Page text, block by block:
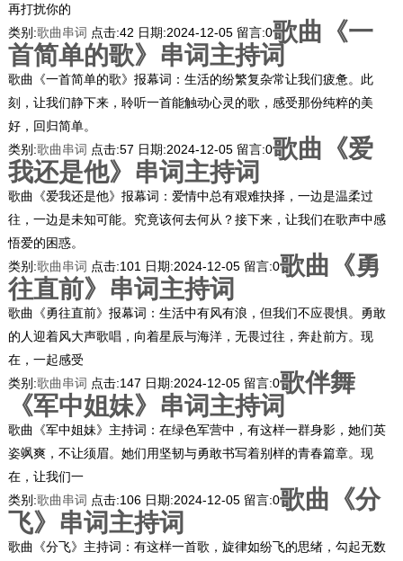
再打扰你的
类别:歌曲串词 点击:42 日期:2024-12-05 留言:0歌曲《一
首简单的歌》串词主持词
歌曲《一首简单的歌》报幕词：生活的纷繁复杂常让我们疲惫。此
刻，让我们静下来，聆听一首能触动心灵的歌，感受那份纯粹的美
好，回归简单。
类别:歌曲串词 点击:57 日期:2024-12-05 留言:0歌曲《爱
我还是他》串词主持词
歌曲《爱我还是他》报幕词：爱情中总有艰难抉择，一边是温柔过
往，一边是未知可能。究竟该何去何从？接下来，让我们在歌声中感
悟爱的困惑。
类别:歌曲串词 点击:101 日期:2024-12-05 留言:0歌曲《勇
往直前》串词主持词
歌曲《勇往直前》报幕词：生活中有风有浪，但我们不应畏惧。勇敢
的人迎着风大声歌唱，向着星辰与海洋，无畏过往，奔赴前方。现
在，一起感受
类别:歌曲串词 点击:147 日期:2024-12-05 留言:0歌伴舞
《军中姐妹》串词主持词
歌曲《军中姐妹》主持词：在绿色军营中，有这样一群身影，她们英
姿飒爽，不让须眉。她们用坚韧与勇敢书写着别样的青春篇章。现
在，让我们一
类别:歌曲串词 点击:106 日期:2024-12-05 留言:0歌曲《分
飞》串词主持词
歌曲《分飞》主持词：有这样一首歌，旋律如纷飞的思绪，勾起无数